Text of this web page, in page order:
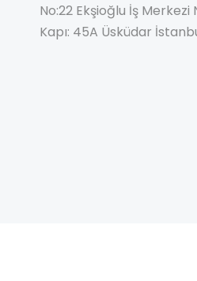
No:22 Ekşioğlu İş Merkezi
Kapı: 45A Üsküdar